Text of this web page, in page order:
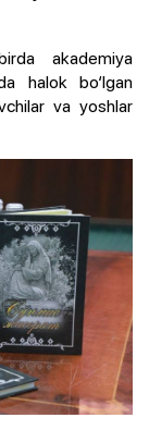
akademiya
halok bo‘lgan
va yoshlar